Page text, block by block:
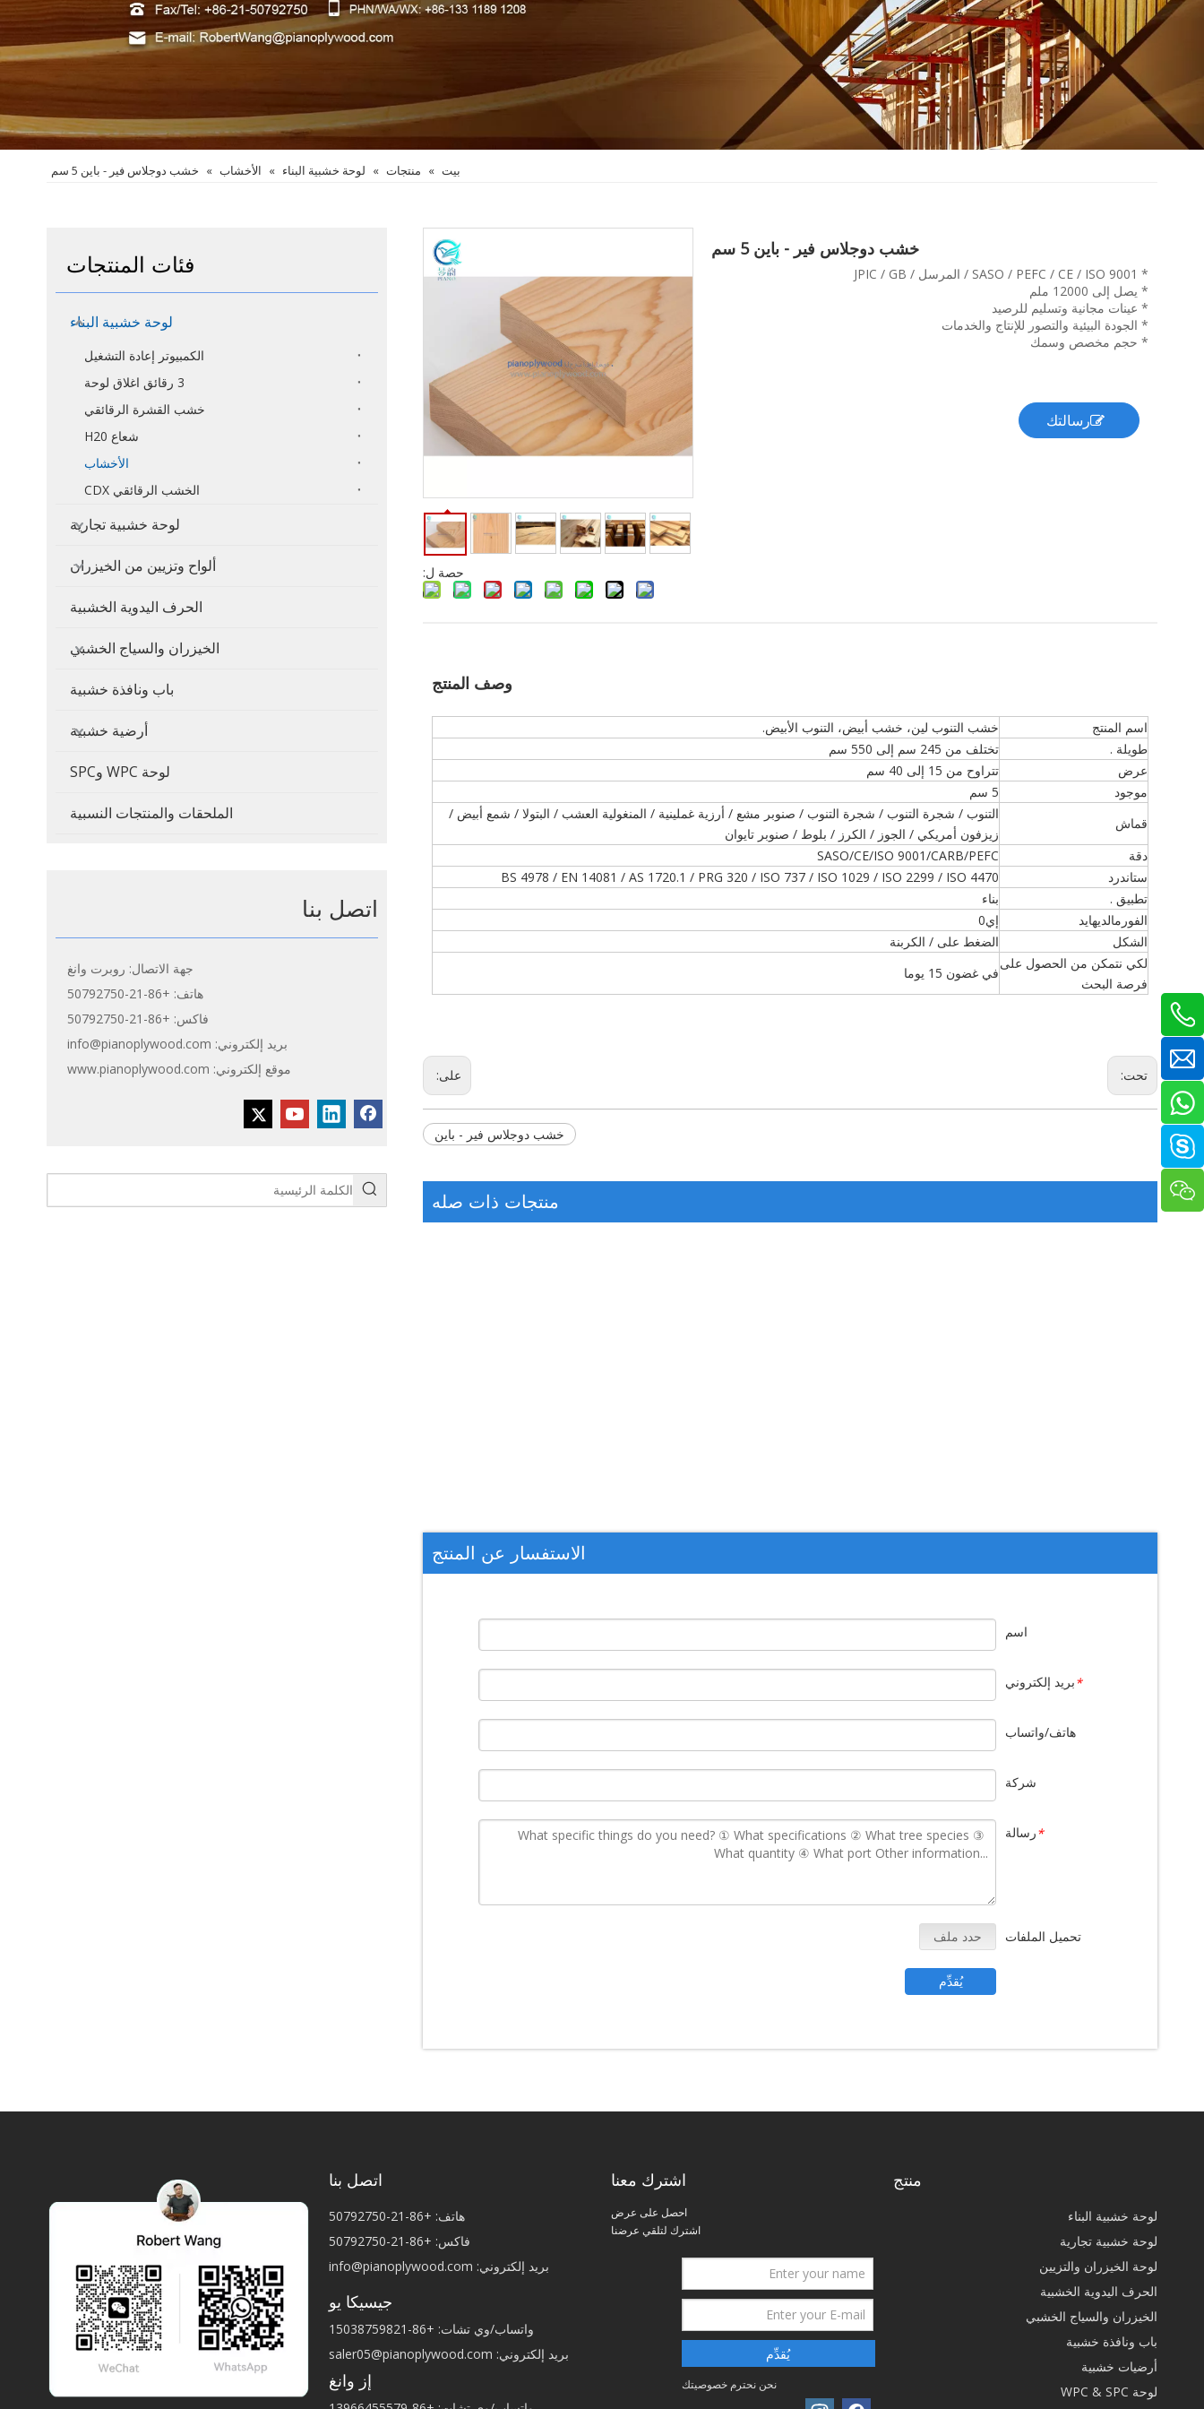
بيت » منتجات » لوحة خشبية البناء » الأخشاب » خشب دوجلاس فير - باين 5 سم
فئات المنتجات
لوحة خشبية البناء
الكمبيوتر إعادة التشغيل
3 رقائق اغلاق لوحة
خشب القشرة الرقائقي
شعاع H20
الأخشاب
الخشب الرقائقي CDX
لوحة خشبية تجارية
ألواح وتزيين من الخيزران
الحرف اليدوية الخشبية
الخيزران والسياج الخشبي
باب ونافذة خشبية
أرضية خشبية
لوحة WPC وSPC
الملحقات والمنتجات النسبية
اتصل بنا
جهة الاتصال: روبرت وانغ
هاتف: +86-21-50792750
فاكس: +86-21-50792750
بريد إلكتروني: info@pianoplywood.com
موقع إلكتروني: www.pianoplywood.com
حصة ل:
خشب دوجلاس فير - باين 5 سم
* SASO / PEFC / CE / ISO 9001 / المرسل / JPIC / GB
* يصل إلى 12000 ملم
* عينات مجانية وتسليم للرصيد
* الجودة البيئية والتصور للإنتاج والخدمات
* حجم مخصص وسمك
رسالتك
وصف المنتج
اسم المنتج
خشب التنوب لين، خشب أبيض، التنوب الأبيض.
طويلة .
تختلف من 245 سم إلى 550 سم
عرض
تتراوح من 15 إلى 40 سم
موجود
5 سم
قماش
التنوب / شجرة التنوب / شجرة التنوب / صنوبر مشع / أرزية غملينية / المنغولية العشب / البتولا / شمع أبيض /
زيزفون أمريكي / الجوز / الكرز / بلوط / صنوبر تايوان
دقة
SASO/CE/ISO 9001/CARB/PEFC
ستاندرد
BS 4978 / EN 14081 / AS 1720.1 / PRG 320 / ISO 737 / ISO 1029 / ISO 2299 / ISO 4470
تطبيق .
بناء
الفورمالديهايد
إي0
الشكل
الضغط على / الكربنة
لكي نتمكن من الحصول على
فرصة البحث
في غضون 15 يوما
على: تحت:
خشب دوجلاس فير - باين
منتجات ذات صله
الاستفسار عن المنتج
اسم
*بريد إلكتروني
هاتف/واتساب
شركة
*رسالة
تحميل الملفات حدد ملف
يُقدِّم
منتج
لوحة خشبية البناء
لوحة خشبية تجارية
لوحة الخيزران والتزيين
الحرف اليدوية الخشبية
الخيزران والسياج الخشبي
باب ونافذة خشبية
أرضيات خشبية
لوحة WPC & SPC
اشترك معنا
احصل على عرض
اشترك لتلقي عرضنا
يُقدِّم
نحن نحترم خصوصيتك
اتصل بنا
هاتف: +86-21-50792750
فاكس: +86-21-50792750
بريد إلكتروني: info@pianoplywood.com
جيسيكا يو
واتساب/وي تشات: +86-15038759821
بريد إلكتروني: saler05@pianoplywood.com
إز وانغ